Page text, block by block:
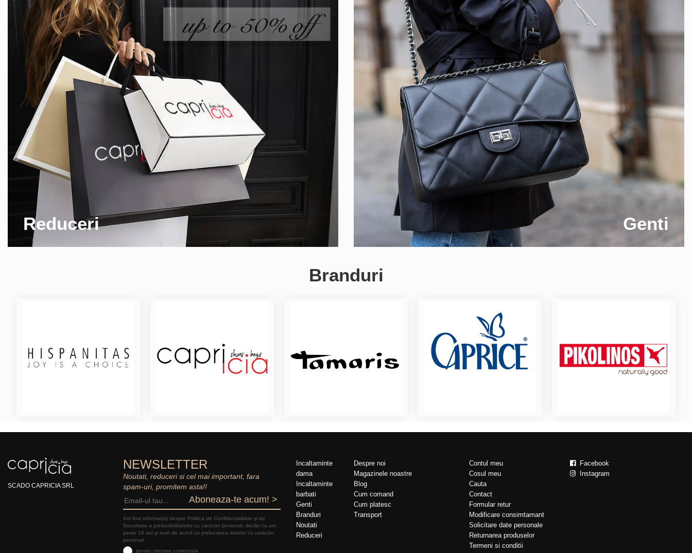
Reduceri Genti
Branduri
SCADO CAPRICIA SRL
NEWSLETTER
Noutati, reduceri si cel mai important, fara
spam-uri, promitem asta!!
Aboneaza-te acum! >
Am fost informat(a) despre Politica de Confidențialitate şi de
Securitate a prelucrăriidatelor cu caracter personal, declar ca am
peste 16 ani și sunt de acord cu prelucrarea datelor cu caracter
personal:
pentru ofertare comerciala
Incaltaminte
dama
Incaltaminte
barbati
Genti
Branduri
Noutati
Reduceri
Despre noi
Magazinele noastre
Blog
Cum comand
Cum platesc
Transport
Contul meu
Cosul meu
Cauta
Contact
Formular retur
Modificare consimtamant
Solicitare date personale
Returnarea produselor
Termeni si conditii
Facebook
Instagram